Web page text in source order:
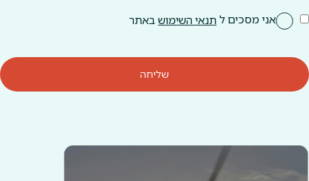
אני מסכים לתנאי השימוש באתר